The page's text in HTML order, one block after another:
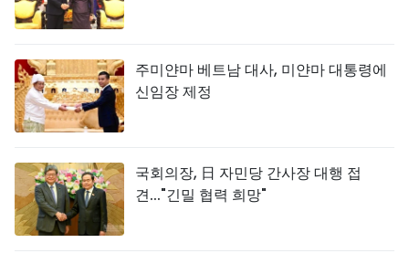
주미얀마 베트남 대사, 미얀마 대통령에
신임장 제정
국회의장, 日 자민당 간사장 대행 접
견..."긴밀 협력 희망"